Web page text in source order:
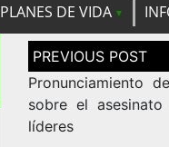
PLANES DE VIDA
Navegación
de
entradas
Pronunciamiento
sobre el
líderes